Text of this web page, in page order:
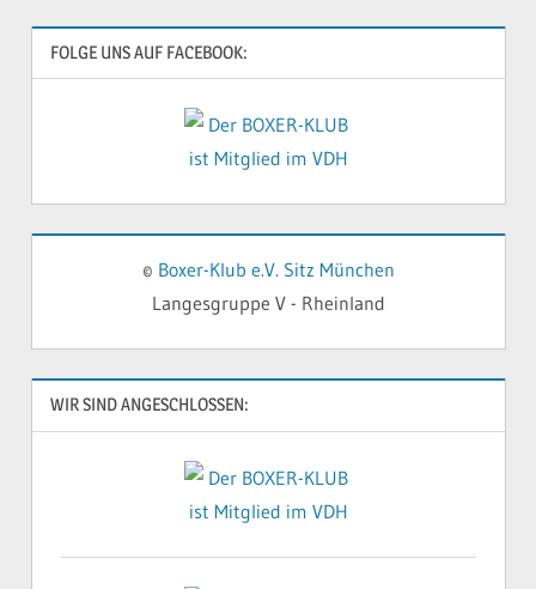
FOLGE UNS AUF FACEBOOK:
© Boxer-Klub e.V. Sitz München
Langesgruppe V - Rheinland
WIR SIND ANGESCHLOSSEN: